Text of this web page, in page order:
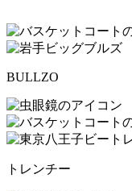
BULLZO
トレンチー